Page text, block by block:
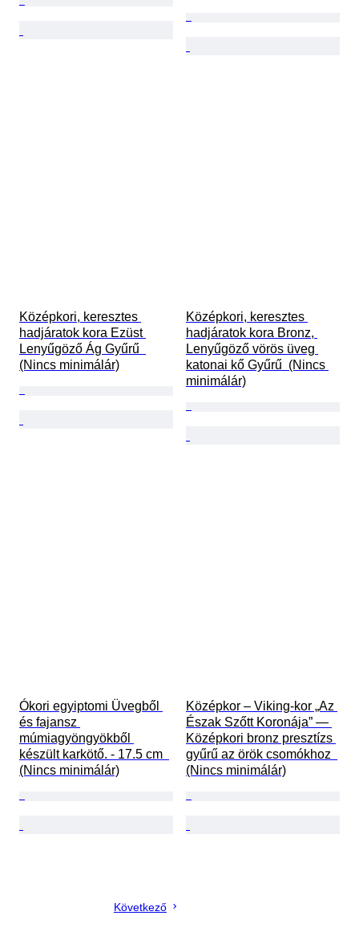
Középkori, keresztes
hadjáratok kora Ezüst
Lenyűgöző Ág Gyűrű
(Nincs minimálár)
Középkori, keresztes
hadjáratok kora Bronz,
Lenyűgöző vörös üveg
katonai kő Gyűrű  (Nincs
minimálár)
Ókori egyiptomi Üvegből
és fajansz
múmiagyöngyökből
készült karkötő. - 17.5 cm
(Nincs minimálár)
Középkor – Viking-kor „Az
Észak Szőtt Koronája” —
Középkori bronz presztízs
gyűrű az örök csomókhoz
(Nincs minimálár)
Következő